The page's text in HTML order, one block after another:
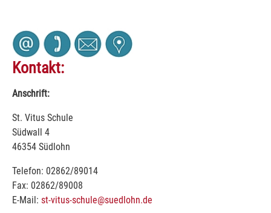
Kontakt:
Anschrift:
St. Vitus Schule
Südwall 4
46354 Südlohn
Telefon: 02862/89014
Fax: 02862/89008
E-Mail: st-vitus-schule@suedlohn.de